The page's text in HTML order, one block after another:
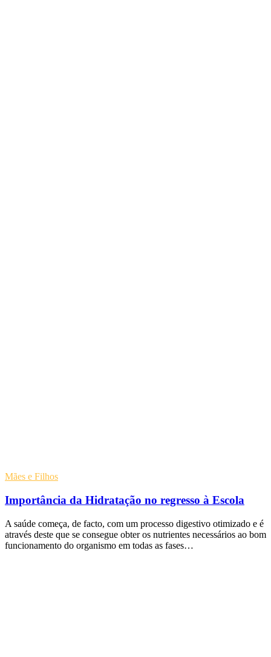
Mães e Filhos
Importância da Hidratação no regresso à Escola
A saúde começa, de facto, com um processo digestivo otimizado e é
através deste que se consegue obter os nutrientes necessários ao bom
funcionamento do organismo em todas as fases…